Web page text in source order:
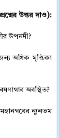
উত্তর দাও):
উপনদী?
অধিক মৃত্তিকা
অবস্থিত?
ন্যূনতম